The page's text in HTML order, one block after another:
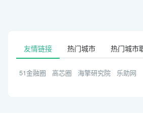
友情链接 热门城市 热门城市
51金融圈 高芯圈 海擎研究院 乐助网